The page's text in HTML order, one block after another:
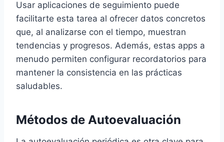
Usar aplicaciones de seguimiento puede
facilitarte esta tarea al ofrecer datos concretos
que, al analizarse con el tiempo, muestran
tendencias y progresos. Además, estas apps a
menudo permiten configurar recordatorios para
mantener la consistencia en las prácticas
saludables.
Métodos de Autoevaluación